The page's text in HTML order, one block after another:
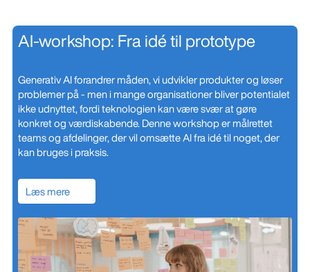
AI-workshop: Fra idé til prototype
Generativ AI forandrer måden, vi udvikler produkter og løser
problemer på - men i mange organisationer bliver potentialet
ikke udnyttet, fordi teknologien kan være svær at gøre
konkret og værdiskabende. Denne workshop er målrettet
teams og afdelinger, der vil omsætte AI fra idé til noget, der
kan bruges i praksis.
Læs mere